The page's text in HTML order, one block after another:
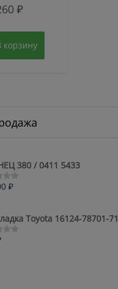
₽
корзину
380 / 0411 5433
₽
Toyota 16124-78701-71